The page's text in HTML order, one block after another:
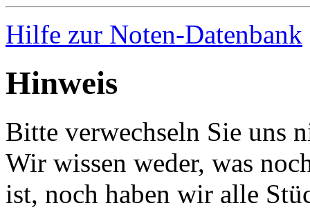
Hilfe zur Noten-Datenbank
Hinweis
Bitte verwechseln Sie uns
Wir wissen weder, was
ist, noch haben wir alle